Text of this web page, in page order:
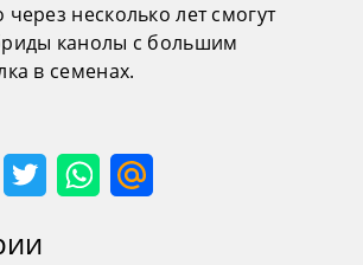
несколько лет смогут
канолы с большим
в семенах.